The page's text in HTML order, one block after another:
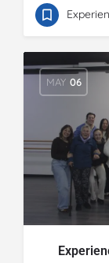
MAY 06